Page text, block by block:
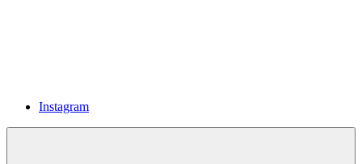
Instagram